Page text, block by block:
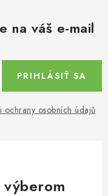
na váš e-mail
ochrany osobních údajů
PRIHLÁSIŤ SA
výberom